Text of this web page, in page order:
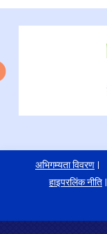
अभिगम्यता विवरण
हाइपरलिंक नीति